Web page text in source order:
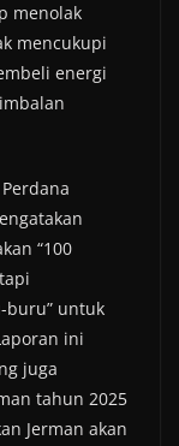
menolak
mencukupi
energi
“100
buru” untuk
ini
juga
tahun 2025
Jerman akan